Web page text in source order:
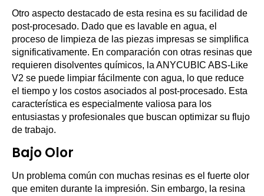
Otro aspecto destacado de esta resina es su facilidad de
post-procesado. Dado que es lavable en agua, el
proceso de limpieza de las piezas impresas se simplifica
significativamente. En comparación con otras resinas que
requieren disolventes químicos, la ANYCUBIC ABS-Like
V2 se puede limpiar fácilmente con agua, lo que reduce
el tiempo y los costos asociados al post-procesado. Esta
característica es especialmente valiosa para los
entusiastas y profesionales que buscan optimizar su flujo
de trabajo.
Bajo Olor
Un problema común con muchas resinas es el fuerte olor
que emiten durante la impresión. Sin embargo, la resina